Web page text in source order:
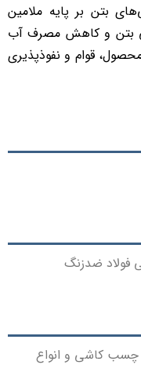
بتن بر پایه ملامین
بتن و کاهش مصرف آب
قوام و نفوذپذیری
چسب کاشی و انواع